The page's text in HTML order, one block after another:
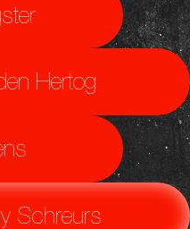
Hertog
Schreurs